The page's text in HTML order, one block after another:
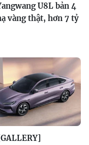
U8L bản 4
vàng thật, hơn 7 tỷ
[GALLERY]